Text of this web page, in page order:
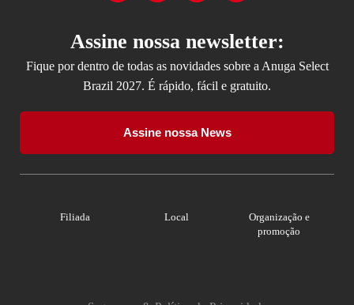
Assine nossa newsletter:
Fique por dentro de todas as novidades sobre a Anuga Select
Brazil 2027. É rápido, fácil e gratuito.
Assine nossa News
Filiada Local
Organização e
promoção